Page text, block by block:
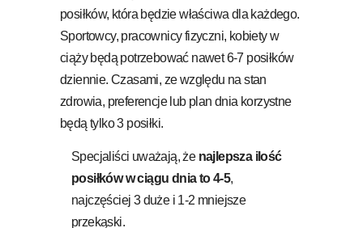
posiłków, która będzie właściwa dla każdego.
Sportowcy, pracownicy fizyczni, kobiety w
ciąży będą potrzebować nawet 6-7 posiłków
dziennie. Czasami, ze względu na stan
zdrowia, preferencje lub plan dnia korzystne
będą tylko 3 posiłki.
Specjaliści uważają, że najlepsza ilość
posiłków w ciągu dnia to 4-5,
najczęściej 3 duże i 1-2 mniejsze
przekąski.